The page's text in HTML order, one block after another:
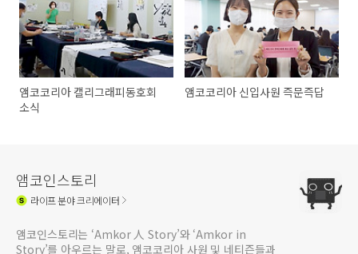
앰코코리아 캘리그래피동호회
소식
앰코코리아 신입사원 즉문즉답
앰코인스토리
라이프분야 크리에이터
앰코인스토리는 ‘Amkor 人 Story’와 ‘Amkor in
Story’를 아우르는 말로, 앰코코리아 사원 및 네티즌들과